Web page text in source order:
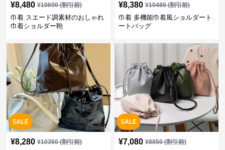
¥8,480 ¥10600(割引前)
巾着 スエード調素材のおしゃれ
巾着ショルダー鞄
¥8,380 ¥10480(割引前)
巾着 多機能巾着風ショルダート
ートバッグ
SALE
¥8,280 ¥10350(割引前)
SALE
¥7,080 ¥8850(割引前)